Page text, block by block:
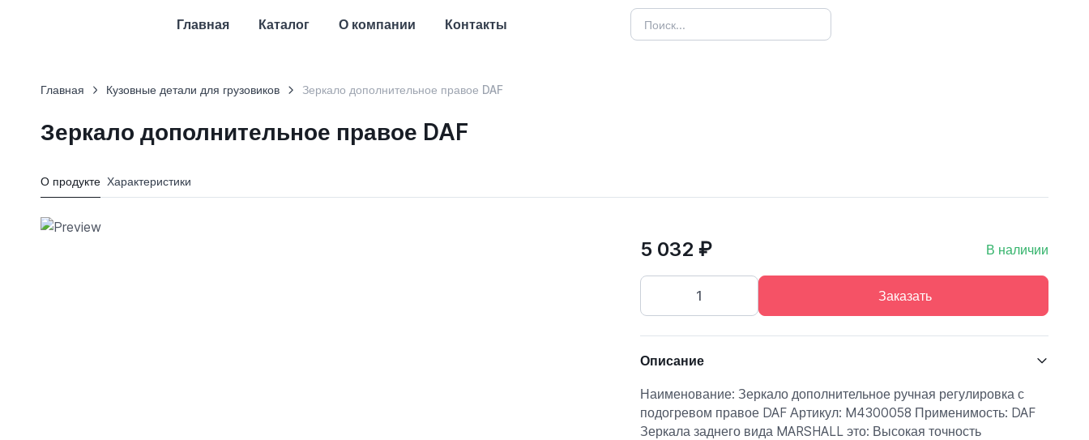
Главная Каталог О компании Контакты
Главная Кузовные детали для грузовиков Зеркало дополнительное правое DAF
Зеркало дополнительное правое DAF
О продукте Характеристики
5 032 ₽ В наличии
Заказать
Описание
Наименование: Зеркало дополнительное ручная регулировка с
подогревом правое DAF Артикул: M4300058 Применимость: DAF
Зеркала заднего вида MARSHALL это: Высокая точность